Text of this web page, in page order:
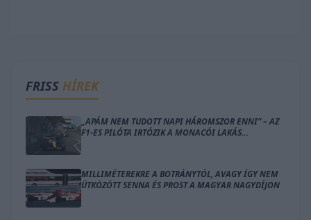
FRISS HÍREK
„APÁM NEM TUDOTT NAPI HÁROMSZOR ENNI” – AZ
F1-ES PILÓTA IRTÓZIK A MONACÓI LAKÁS
MILLIMÉTEREKRE A BOTRÁNYTÓL, AVAGY ÍGY NEM
ÜTKÖZÖTT SENNA ÉS PROST A MAGYAR NAGYDÍJON